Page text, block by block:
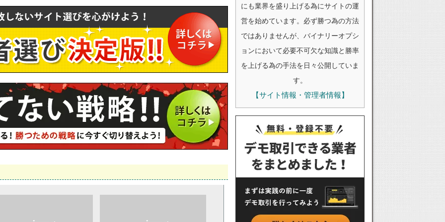
にも業界を盛り上げる為にサイトの運
営を始めています。必ず勝つ為の方法
ではありませんが、バイナリーオプシ
ョンにおいて必要不可欠な知識と勝率
を上げる為の手法を日々公開していま
す。
【サイト情報・管理者情報】